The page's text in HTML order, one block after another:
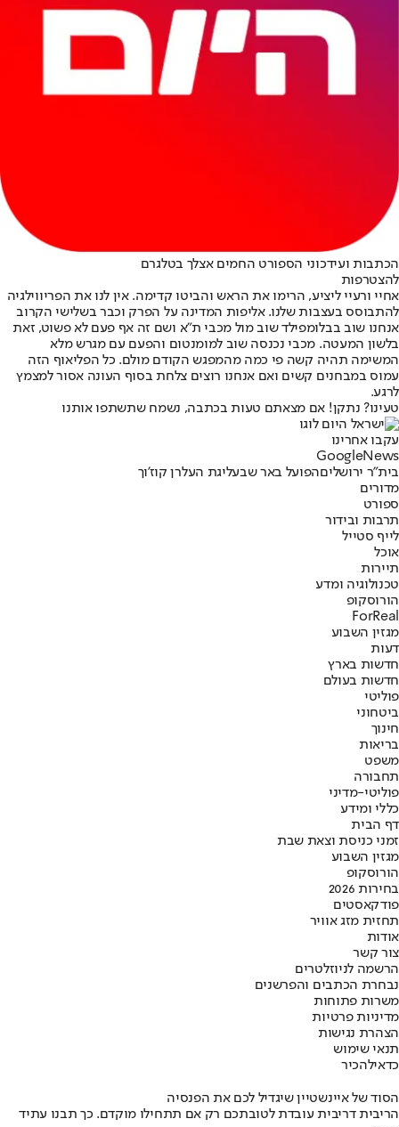
הכתבות ועידכוני הספורט החמים אצלך בטלגרם
להצטרפות
אחיי ורעיי ליציע, הרימו את הראש והביטו קדימה. אין לנו את הפריווילגיה
להתבוסס בעצבות שלנו. אליפות המדינה על הפרק וכבר בשלישי הקרוב
אנחנו שוב בבלומפילד שוב מול מכבי ת״א ושם זה אף פעם לא פשוט, זאת
בלשון המעטה. מכבי נכנסה שוב למומנטום והפעם עם מגרש מלא
המשימה תהיה קשה פי כמה מהמפגש הקודם מולם. כל הפליאוף הזה
עמוס במבחנים קשים ואם אנחנו רוצים צלחת בסוף העונה אסור למצמץ
לרגע.
טעינו? נתקן! אם מצאתם טעות בכתבה, נשמח שתשתפו אותנו
עקבו אחרינו
Googl eNews
בית"ר ירושליםהפועל באר שבעליגת העלרן קוז'וך
מדורים
ספורט
תרבות ובידור
לייף סטייל
אוכל
תיירות
טכנולוגיה ומדע
הורוסקופ
ForReal
מגזין השבוע
דעות
חדשות בארץ
חדשות בעולם
פוליטי
ביטחוני
חינוך
בריאות
משפט
תחבורה
פוליטי-מדיני
כללי ומידע
דף הבית
זמני כניסת וצאת שבת
מגזין השבוע
הורוסקופ
בחירות 2026
פודקאסטים
תחזית מזג אוויר
אודות
צור קשר
הרשמה לניוזלטרים
נבחרת הכתבים והפרשנים
משרות פתוחות
מדיניות פרטיות
הצהרת נגישות
תנאי שימוש
כדאילהכיר
הסוד של איינשטיין שיגדיל לכם את הפנסיה
הריבית דריבית עובדת לטובתכם רק אם תתחילו מוקדם. כך תבנו עתיד